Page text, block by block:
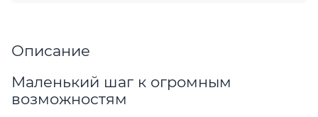
Описание
Маленький шаг к огромным
возможностям